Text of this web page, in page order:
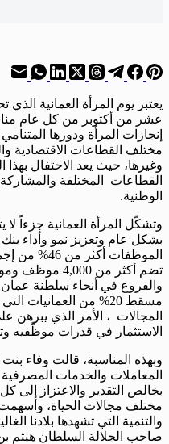
يعتبر يوم المرأة العمانية
عشر من أكتوبر من كل عام
إنجازات المرأة ودورها
مختلف القطاعات الاقتصادية
وغيرها، حيث يعد الاحتفال بهذا
القطاعات المختلفة
الوطنية.
وتشكّل المرأة العمانية جزءاً
بشكل عام وتعزيز نمو
الموظفات
تضم أكثر من
والفروع في أنحاء سلطنة عمان،
مسقط 20% من
المجالات ، الأمر الذي
الاستثمار في قدرات موظّفيه
وبهذه المناسبة، قالت وفاء
المعاملات والخدمات
بخالص التقدير والاعتزاز إلى
مختلف مجالات الحياة، وأسهمت
والتنمية التي تشهدها بلادنا
صاحب الجلالة السلطان هيثم